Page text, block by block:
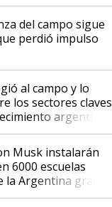
para droga":
Rossetti, el libertario
dura crisis salió
del campo sigue
perdió impulso
al campo y lo
los sectores claves
argentino
Musk instalarán
6000 escuelas
la Argentina gracias
con Starlink